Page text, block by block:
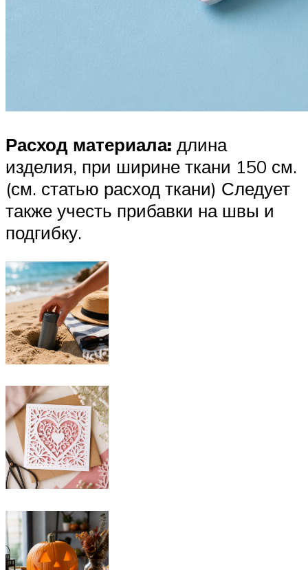
Расход материала: длина
изделия, при ширине ткани 150 см.
(см. статью расход ткани) Следует
также учесть прибавки на швы и
подгибку.